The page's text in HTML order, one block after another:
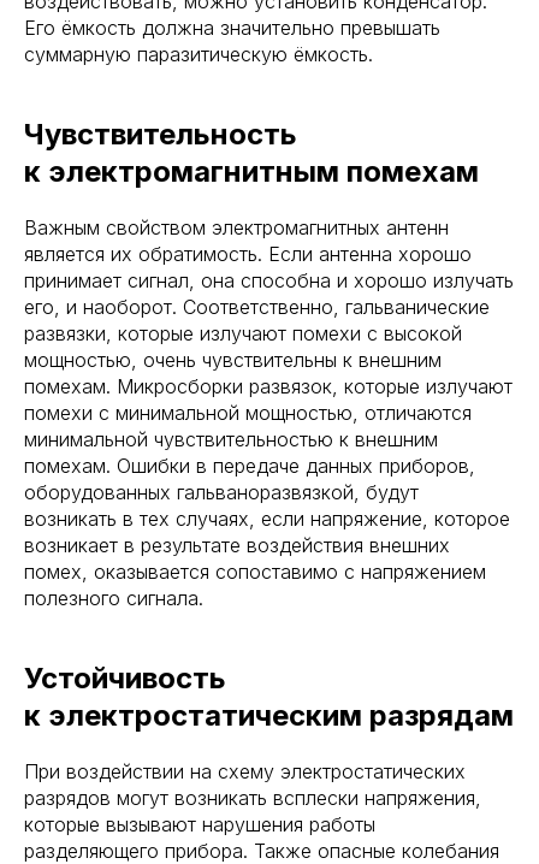
Его ёмкость должна значительно превышать
суммарную паразитическую ёмкость.
Чувствительность
к электромагнитным помехам
Важным свойством электромагнитных антенн
является их обратимость. Если антенна хорошо
принимает сигнал, она способна и хорошо излучать
его, и наоборот. Соответственно, гальванические
развязки, которые излучают помехи с высокой
мощностью, очень чувствительны к внешним
помехам. Микросборки развязок, которые излучают
помехи с минимальной мощностью, отличаются
минимальной чувствительностью к внешним
помехам. Ошибки в передаче данных приборов,
оборудованных гальваноразвязкой, будут
возникать в тех случаях, если напряжение, которое
возникает в результате воздействия внешних
помех, оказывается сопоставимо с напряжением
полезного сигнала.
Устойчивость
к электростатическим разрядам
При воздействии на схему электростатических
разрядов могут возникать всплески напряжения,
которые вызывают нарушения работы
разделяющего прибора. Также опасные колебания